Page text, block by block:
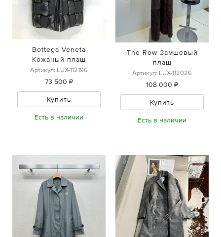
Bottega Veneta
Кожаный плащ
Артикул: LUX-112196
73 500 ₽
Купить
Есть в наличии
The Row Замшевый
плащ
Артикул: LUX-112026
108 000 ₽
Купить
Есть в наличии